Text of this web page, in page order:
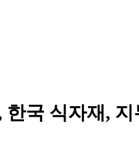
국 식자재,